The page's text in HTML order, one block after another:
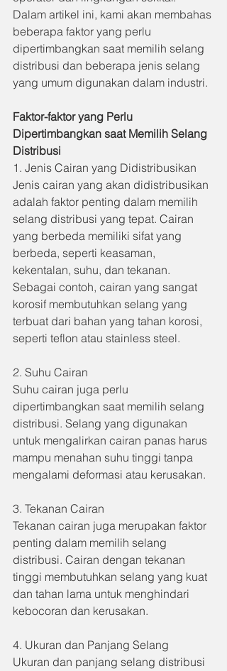
Dalam artikel ini, kami akan membahas
beberapa faktor yang perlu
dipertimbangkan saat memilih selang
distribusi dan beberapa jenis selang
yang umum digunakan dalam industri.
Faktor-faktor yang Perlu
Dipertimbangkan saat Memilih Selang
Distribusi
1. Jenis Cairan yang Didistribusikan
Jenis cairan yang akan didistribusikan
adalah faktor penting dalam memilih
selang distribusi yang tepat. Cairan
yang berbeda memiliki sifat yang
berbeda, seperti keasaman,
kekentalan, suhu, dan tekanan.
Sebagai contoh, cairan yang sangat
korosif membutuhkan selang yang
terbuat dari bahan yang tahan korosi,
seperti teflon atau stainless steel.
2. Suhu Cairan
Suhu cairan juga perlu
dipertimbangkan saat memilih selang
distribusi. Selang yang digunakan
untuk mengalirkan cairan panas harus
mampu menahan suhu tinggi tanpa
mengalami deformasi atau kerusakan.
3. Tekanan Cairan
Tekanan cairan juga merupakan faktor
penting dalam memilih selang
distribusi. Cairan dengan tekanan
tinggi membutuhkan selang yang kuat
dan tahan lama untuk menghindari
kebocoran dan kerusakan.
4. Ukuran dan Panjang Selang
Ukuran dan panjang selang distribusi